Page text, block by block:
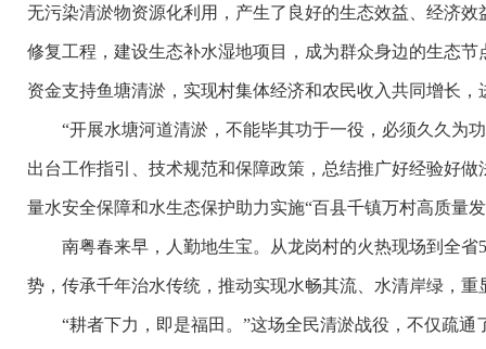
无污染清淤物资源化利用，产生了良好的生态效益、经济
修复工程，建设生态补水湿地项目，成为群众身边的生态
资金支持鱼塘清淤，实现村集体经济和农民收入共同增长
“开展水塘河道清淤，不能毕其功于一役，必须久久为功
出台工作指引、技术规范和保障政策，总结推广好经验好
量水安全保障和水生态保护助力实施“百县千镇万村高质量
南粤春来早，人勤地生宝。从龙岗村的火热现场到全省
势，传承千年治水传统，推动实现水畅其流、水清岸绿，重
“耕者下力，即是福田。”这场全民清淤战役，不仅疏通